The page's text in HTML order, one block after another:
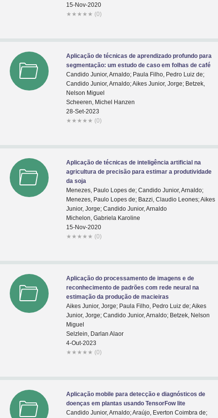
15-Nov-2020
★ ★ ★ ★ ★ (0)
Aplicação de técnicas de aprendizado profundo para
segmentação: um estudo de caso em folhas de café
Candido Junior, Arnaldo; Paula Filho, Pedro Luiz de;
Candido Junior, Arnaldo; Aikes Junior, Jorge; Betzek,
Nelson Miguel
Scheeren, Michel Hanzen
28-Set-2023
★ ★ ★ ★ ★ (0)
Aplicação de técnicas de inteligência artificial na
agricultura de precisão para estimar a produtividade
da soja
Menezes, Paulo Lopes de; Candido Junior, Arnaldo;
Menezes, Paulo Lopes de; Bazzi, Claudio Leones; Aikes
Junior, Jorge; Candido Junior, Arnaldo
Michelon, Gabriela Karoline
15-Nov-2020
★ ★ ★ ★ ★ (0)
Aplicação do processamento de imagens e de
reconhecimento de padrões com rede neural na
estimação da produção de macieiras
Aikes Junior, Jorge; Paula Filho, Pedro Luiz de; Aikes
Junior, Jorge; Candido Junior, Arnaldo; Betzek, Nelson
Miguel
Selzlein, Darlan Alaor
4-Out-2023
★ ★ ★ ★ ★ (0)
Aplicação mobile para detecção e diagnósticos de
doenças em plantas usando TensorFow lite
Candido Junior, Arnaldo; Araújo, Everton Coimbra de;